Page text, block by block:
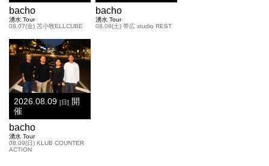
bacho
湧水 Tour
08.07(金) 苫小牧ELLCUBE
bacho
湧水 Tour
08.08(土) 帯広 studio REST
2026.08.09 [日] 開
催
bacho
湧水 Tour
08.09(日) KLUB COUNTER
ACTION